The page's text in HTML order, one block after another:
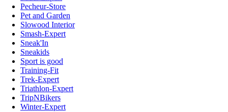
Pecheur-Store
Pet and Garden
Slowood Interior
Smash-Expert
Sneak'In
Sneakids
Sport is good
Training-Fit
Trek-Expert
Triathlon-Expert
TripNBikers
Winter-Expert